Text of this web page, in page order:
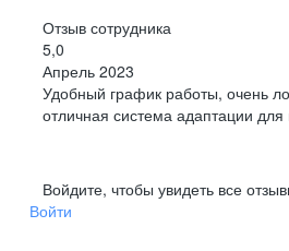
Отзыв сотрудника
5,0
Апрель 2023
Удобный график работы, очень
отличная система адаптации для
Войдите, чтобы увидеть все
Войти